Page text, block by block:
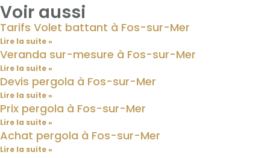
Voir aussi
Tarifs Volet battant à Fos-sur-Mer
Lire la suite »
Veranda sur-mesure à Fos-sur-Mer
Lire la suite »
Devis pergola à Fos-sur-Mer
Lire la suite »
Prix pergola à Fos-sur-Mer
Lire la suite »
Achat pergola à Fos-sur-Mer
Lire la suite »